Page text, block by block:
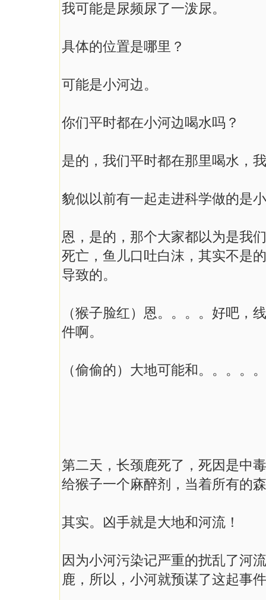
我可能是尿频尿了一泼尿。
具体的位置是哪里？
可能是小河边。
你们平时都在小河边喝水吗？
是的，我们平时都在那里喝水，
貌似以前有一起走进科学做的是
恩，是的，那个大家都以为是我
死亡，鱼儿口吐白沫，其实不是
导致的。
（猴子脸红）恩。。。。好吧，
件啊。
（偷偷的）大地可能和。。。。。
第二天，长颈鹿死了，死因是中
给猴子一个麻醉剂，当着所有的
其实。凶手就是大地和河流！
因为小河污染记严重的扰乱了河
鹿，所以，小河就预谋了这起事